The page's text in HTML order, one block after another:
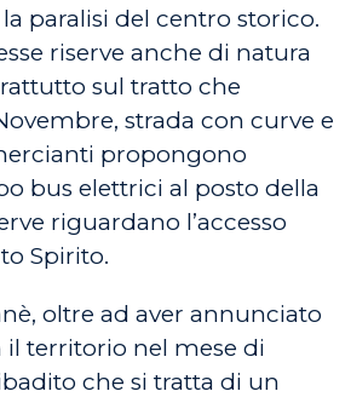
paralisi del centro storico.
riserve anche di natura
sul tratto che
strada con curve e
propongono
bus elettrici al posto della
riguardano l’accesso
Spirito.
oltre ad aver annunciato
territorio nel mese di
che si tratta di un